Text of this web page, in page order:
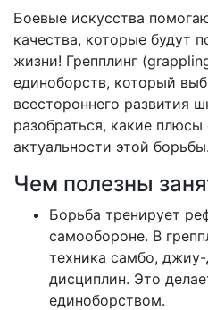
Боевые искусства
качества, которые будут
жизни! Грепплинг
единоборств, который
всестороннего развития
разобраться, какие
актуальности этой борьбы.
Чем полезны
Борьба тренирует
самообороне. В
техника самбо,
дисциплин. Это
единоборством.